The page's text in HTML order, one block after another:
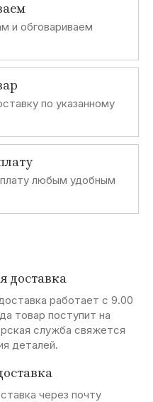
и обговариваем
по указанному
любым удобным
доставка
работает с 9.00
товар поступит на
служба свяжется
деталей.
через почту